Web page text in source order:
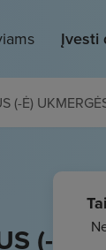
Įvesti
(-Ė)
(-